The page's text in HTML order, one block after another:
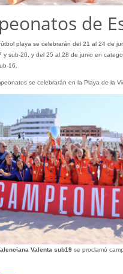
de
playa se celebrarán del 21 al 24 de
y sub-20, y del 25 al 28 de junio en
16.
se celebrarán en la Playa de la
Valenta sub19se proclamó